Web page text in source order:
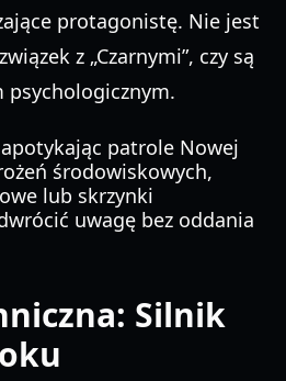
protagonistę. Nie jest
z „Czarnymi”, czy są
psychologicznym.
patrole Nowej
środowiskowych,
lub skrzynki
uwagę bez oddania
Silnik